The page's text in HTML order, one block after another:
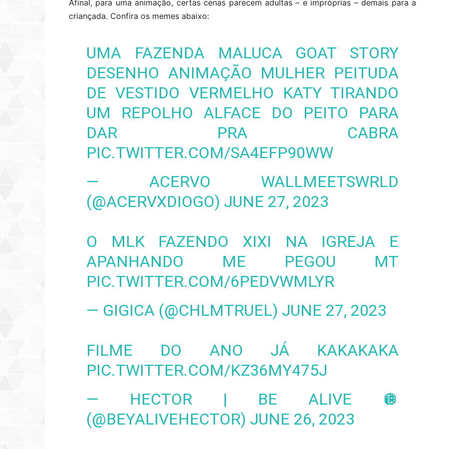
Afinal, para uma animação, certas cenas parecem adultas – e impróprias – demais para a
criançada. Confira os memes abaixo:
UMA FAZENDA MALUCA GOAT STORY
DESENHO ANIMAÇÃO MULHER PEITUDA
DE VESTIDO VERMELHO KATY TIRANDO
UM REPOLHO ALFACE DO PEITO PARA
DAR PRA CABRA
PIC.TWITTER.COM/SA4EFP90WW
— ACERVO WALLMEETSWRLD
(@ACERVXDIOGO) JUNE 27, 2023
O MLK FAZENDO XIXI NA IGREJA E
APANHANDO ME PEGOU MT
PIC.TWITTER.COM/6PEDVWMLYR
— GIGICA (@CHLMTRUEL) JUNE 27, 2023
FILME DO ANO JÁ KAKAKAKA
PIC.TWITTER.COM/KZ36MY475J
— HECTOR | BE ALIVE 🪩
(@BEYALIVEHECTOR) JUNE 26, 2023